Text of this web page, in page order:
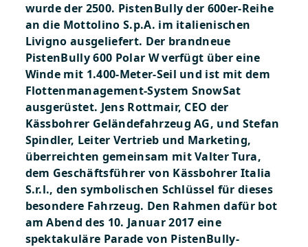
wurde der 2500. PistenBully der 600er-Reihe
an die Mottolino S.p.A. im italienischen
Livigno ausgeliefert. Der brandneue
PistenBully 600 Polar W verfügt über eine
Winde mit 1.400-Meter-Seil und ist mit dem
Flottenmanagement-System SnowSat
ausgerüstet. Jens Rottmair, CEO der
Kässbohrer Geländefahrzeug AG, und Stefan
Spindler, Leiter Vertrieb und Marketing,
überreichten gemeinsam mit Valter Tura,
dem Geschäftsführer von Kässbohrer Italia
S.r.l., den symbolischen Schlüssel für dieses
besondere Fahrzeug. Den Rahmen dafür bot
am Abend des 10. Januar 2017 eine
spektakuläre Parade von PistenBully-